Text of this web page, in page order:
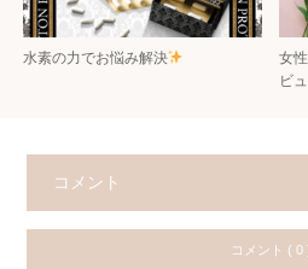
水素の力でお悩み解決
女
ビ
コメント
コメント ( 0